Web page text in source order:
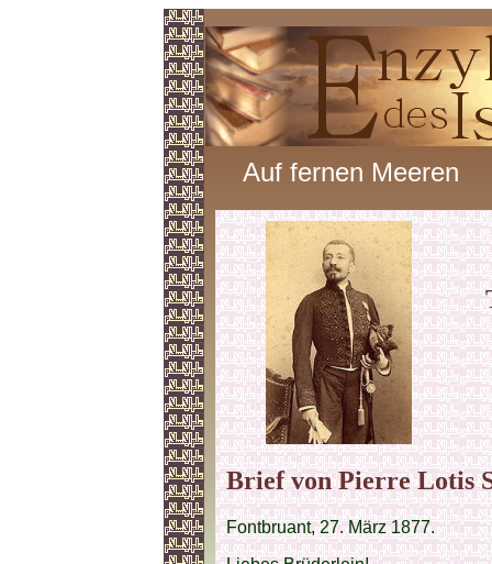
Auf fernen Meeren
Brief von Pierre Lotis
Fontbruant, 27. März 1877.